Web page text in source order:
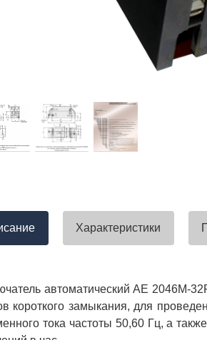
элементы опор высокого
заболонного слоя древесины
изделия (опоры ЛЭП),
моей памяти компания
и поставщик опор ЛЭП
ЛЭП такими документами.
с таким ответственным
успели
вы
Характеристики
автоматический АЕ 2046М-
короткого замыкания, для
тока частоты 50,60 Гц, а